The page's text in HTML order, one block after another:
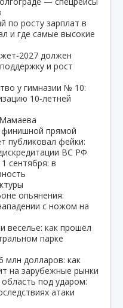
по росту зарплат в
и где самые высокие
должен
и рост
у гимназии № 10:
10‑летней
финишной прямой
публиковал фейки:
ВС РФ
сентября: в
опьянения:
с ножом на
веселье: как прошёл
парке
млн долларов: как
на зарубежные рынки
область под ударом:
атаки